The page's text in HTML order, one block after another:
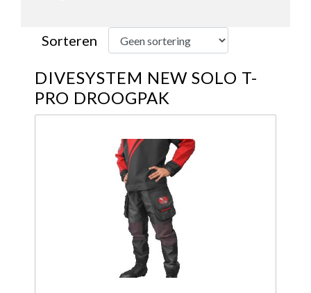
Sorteren
DIVESYSTEM NEW SOLO T-
PRO DROOGPAK